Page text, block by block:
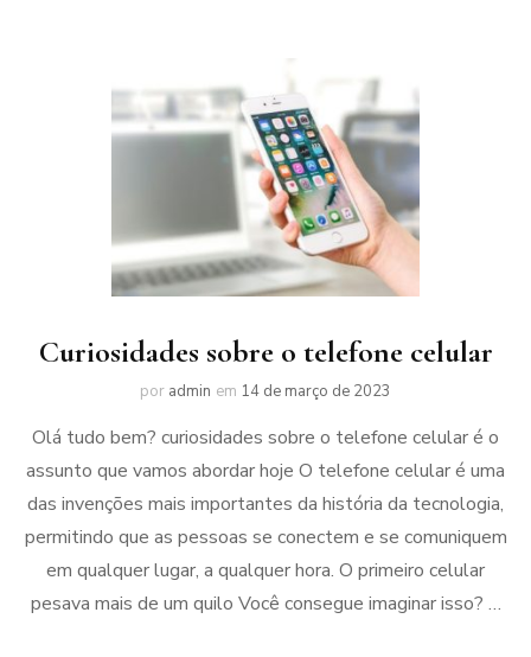
Curiosidades sobre o telefone celular
por admin em 14 de março de 2023
Olá tudo bem? curiosidades sobre o telefone celular é o
assunto que vamos abordar hoje O telefone celular é uma
das invenções mais importantes da história da tecnologia,
permitindo que as pessoas se conectem e se comuniquem
em qualquer lugar, a qualquer hora. O primeiro celular
pesava mais de um quilo Você consegue imaginar isso? …